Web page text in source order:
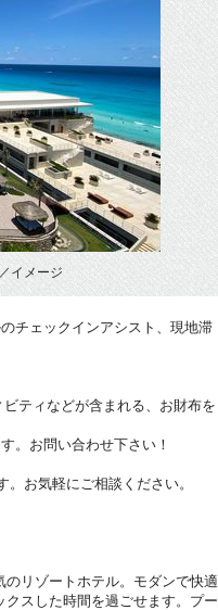
イメージ
チェックインアシスト、現地滞
ティなどが含まれる、お財布を
。お問い合わせ下さい！
お気軽にご相談ください。
リゾートホテル。モダンで快適
スした時間を過ごせます。プー